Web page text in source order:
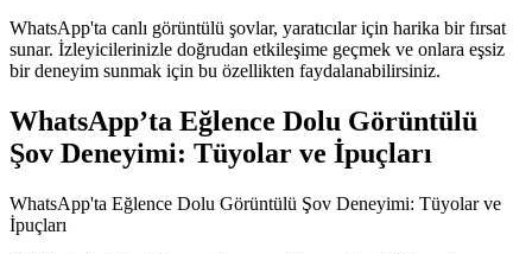
WhatsApp'ta canlı görüntülü şovlar, yaratıcılar için harika bir fırsat
sunar. İzleyicilerinizle doğrudan etkileşime geçmek ve onlara eşsiz
bir deneyim sunmak için bu özellikten faydalanabilirsiniz.
WhatsApp’ta Eğlence Dolu Görüntülü
Şov Deneyimi: Tüyolar ve İpuçları
WhatsApp'ta Eğlence Dolu Görüntülü Şov Deneyimi: Tüyolar ve
İpuçları